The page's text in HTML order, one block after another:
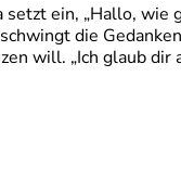
setzt ein, „Hallo, wie
die Gedanken
will. „Ich glaub dir